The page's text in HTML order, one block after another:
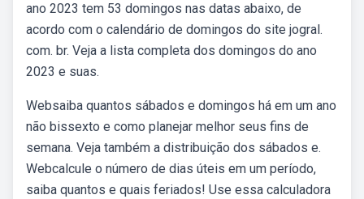
ano 2023 tem 53 domingos nas datas abaixo, de
acordo com o calendário de domingos do site jogral.
com. br. Veja a lista completa dos domingos do ano
2023 e suas.
Websaiba quantos sábados e domingos há em um ano
não bissexto e como planejar melhor seus fins de
semana. Veja também a distribuição dos sábados e.
Webcalcule o número de dias úteis em um período,
saiba quantos e quais feriados! Use essa calculadora